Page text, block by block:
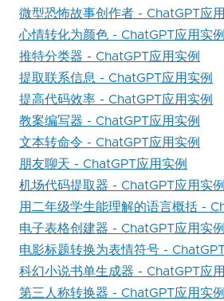
微型恐怖故事创作者 - ChatGPT应
心情转化为颜色 - ChatGPT应用实例
推特分类器 - ChatGPT应用实例
提取联系信息 - ChatGPT应用实例
提高代码效率 - ChatGPT应用实例
教案编写器 - ChatGPT应用实例
文本转命令 - ChatGPT应用实例
朋友聊天 - ChatGPT应用实例
机场代码提取器 - ChatGPT应用实例
用二年级学生能理解的语言概括 -
电子表格创建器 - ChatGPT应用实例
电影标题转换为表情符号 -
科幻小说书单生成器 - ChatGPT应
第三人称转换器 - ChatGPT应用实例